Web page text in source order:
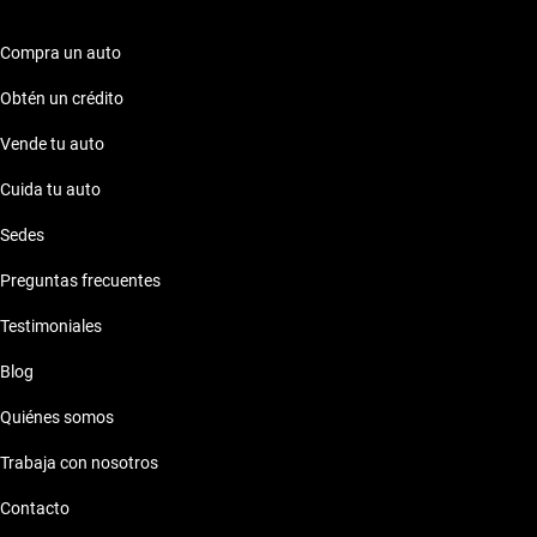
Compra un auto
Obtén un crédito
Vende tu auto
Cuida tu auto
Sedes
Preguntas frecuentes
Testimoniales
Blog
Quiénes somos
Trabaja con nosotros
Contacto